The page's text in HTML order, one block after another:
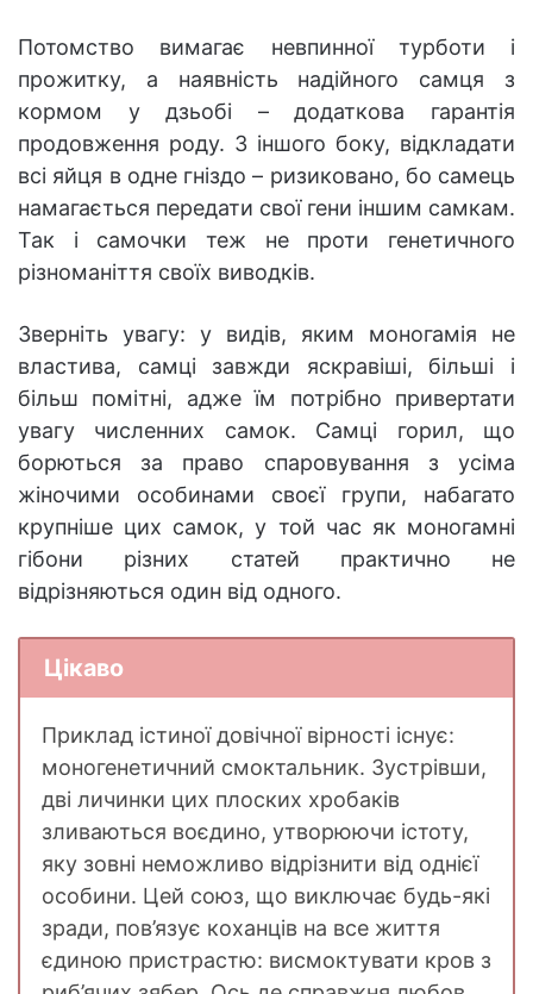
Потомство вимагає невпинної турботи і
прожитку, а наявність надійного самця з
кормом у дзьобі – додаткова гарантія
продовження роду. З іншого боку, відкладати
всі яйця в одне гніздо – ризиковано, бо самець
намагається передати свої гени іншим самкам.
Так і самочки теж не проти генетичного
різноманіття своїх виводків.
Зверніть увагу: у видів, яким моногамія не
властива, самці завжди яскравіші, більші і
більш помітні, адже їм потрібно привертати
увагу численних самок. Самці горил, що
борються за право спаровування з усіма
жіночими особинами своєї групи, набагато
крупніше цих самок, у той час як моногамні
гібони різних статей практично не
відрізняються один від одного.
Цікаво
Приклад істиної довічної вірності існує:
моногенетичний смоктальник. Зустрівши,
дві личинки цих плоских хробаків
зливаються воєдино, утворюючи істоту,
яку зовні неможливо відрізнити від однієї
особини. Цей союз, що виключає будь-які
зради, пов’язує коханців на все життя
єдиною пристрастю: висмоктувати кров з